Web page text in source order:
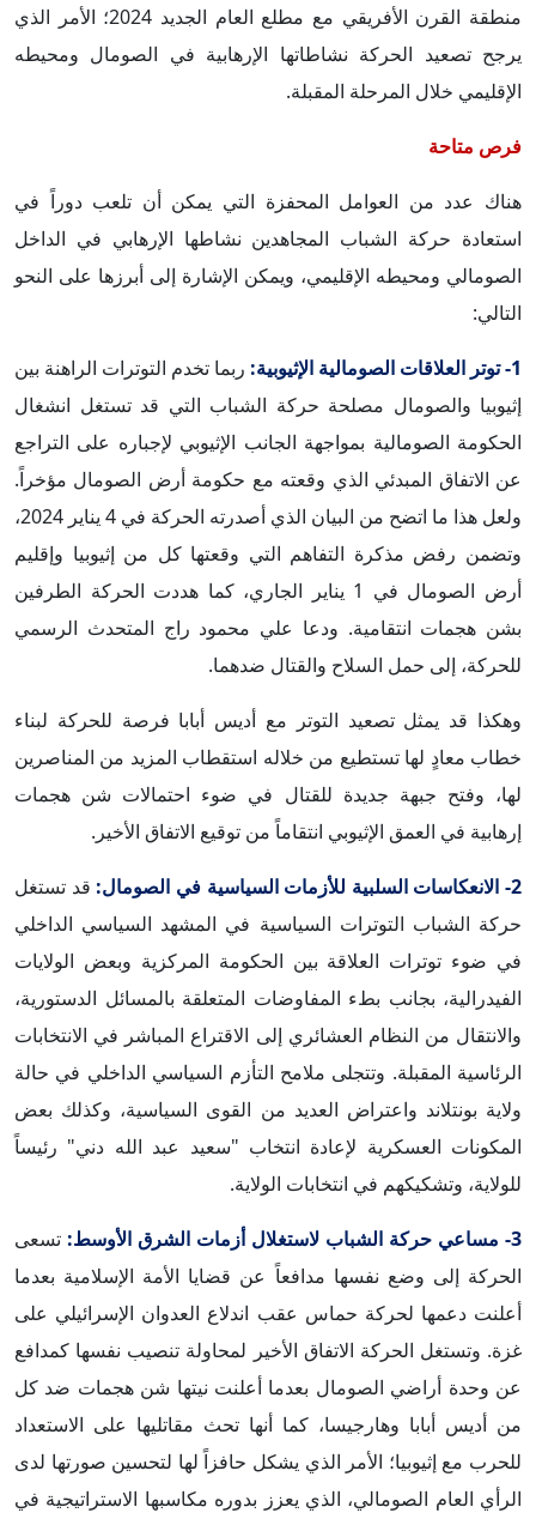
منطقة القرن الأفريقي مع مطلع العام الجديد 2024؛ الأمر الذي
يرجح تصعيد الحركة نشاطاتها الإرهابية في الصومال ومحيطه
الإقليمي خلال المرحلة المقبلة.
فرص متاحة
هناك عدد من العوامل المحفزة التي يمكن أن تلعب دوراً في
استعادة حركة الشباب المجاهدين نشاطها الإرهابي في الداخل
الصومالي ومحيطه الإقليمي، ويمكن الإشارة إلى أبرزها على النحو
التالي:
1- توتر العلاقات الصومالية الإثيوبية:
ربما تخدم التوترات الراهنة بين
إثيوبيا والصومال مصلحة حركة الشباب التي قد تستغل انشغال
الحكومة الصومالية بمواجهة الجانب الإثيوبي لإجباره على التراجع
عن الاتفاق المبدئي الذي وقعته مع حكومة أرض الصومال مؤخراً.
ولعل هذا ما اتضح من البيان الذي أصدرته الحركة في 4 يناير 2024،
وتضمن رفض مذكرة التفاهم التي وقعتها كل من إثيوبيا وإقليم
أرض الصومال في 1 يناير الجاري، كما هددت الحركة الطرفين
بشن هجمات انتقامية. ودعا علي محمود راج المتحدث الرسمي
للحركة، إلى حمل السلاح والقتال ضدهما.
وهكذا قد يمثل تصعيد التوتر مع أديس أبابا فرصة للحركة لبناء
خطاب معادٍ لها تستطيع من خلاله استقطاب المزيد من المناصرين
لها، وفتح جبهة جديدة للقتال في ضوء احتمالات شن هجمات
إرهابية في العمق الإثيوبي انتقاماً من توقيع الاتفاق الأخير.
2- الانعكاسات السلبية للأزمات السياسية في الصومال:
قد تستغل
حركة الشباب التوترات السياسية في المشهد السياسي الداخلي
في ضوء توترات العلاقة بين الحكومة المركزية وبعض الولايات
الفيدرالية، بجانب بطء المفاوضات المتعلقة بالمسائل الدستورية،
والانتقال من النظام العشائري إلى الاقتراع المباشر في الانتخابات
الرئاسية المقبلة. وتتجلى ملامح التأزم السياسي الداخلي في حالة
ولاية بونتلاند واعتراض العديد من القوى السياسية، وكذلك بعض
المكونات العسكرية لإعادة انتخاب "سعيد عبد الله دني" رئيساً
للولاية، وتشكيكهم في انتخابات الولاية.
3- مساعي حركة الشباب لاستغلال أزمات الشرق الأوسط:
تسعى
الحركة إلى وضع نفسها مدافعاً عن قضايا الأمة الإسلامية بعدما
أعلنت دعمها لحركة حماس عقب اندلاع العدوان الإسرائيلي على
غزة. وتستغل الحركة الاتفاق الأخير لمحاولة تنصيب نفسها كمدافع
عن وحدة أراضي الصومال بعدما أعلنت نيتها شن هجمات ضد كل
من أديس أبابا وهارجيسا، كما أنها تحث مقاتليها على الاستعداد
للحرب مع إثيوبيا؛ الأمر الذي يشكل حافزاً لها لتحسين صورتها لدى
الرأي العام الصومالي، الذي يعزز بدوره مكاسبها الاستراتيجية في